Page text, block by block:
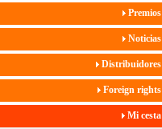
Premios
Noticias
Distribuidores
Foreign rights
Mi cesta